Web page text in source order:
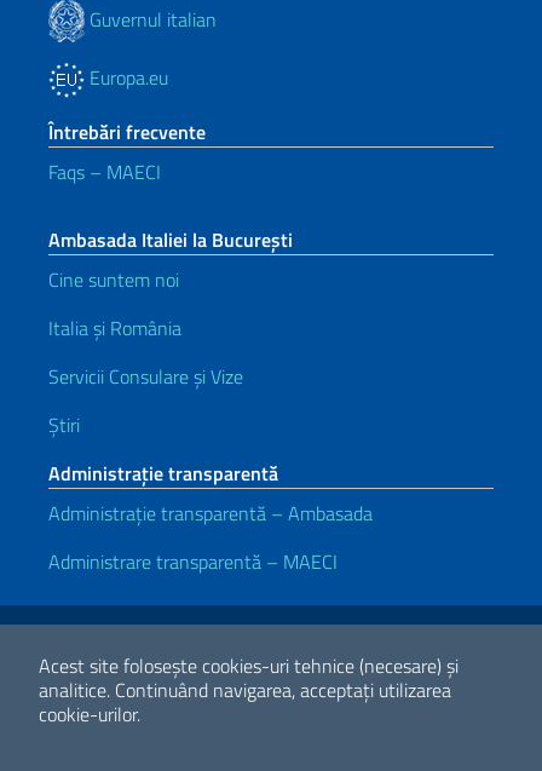
Acest site folosește cookies-uri tehnice (necesare) și
analitice. Continuând navigarea, acceptați utilizarea
cookie-urilor.
Guvernul italian
Europa.eu
Întrebări frecvente
Faqs – MAECI
Ambasada Italiei la București
Cine suntem noi
Italia și România
Servicii Consulare și Vize
Știri
Administrație transparentă
Administrație transparentă – Ambasada
Administrare transparentă – MAECI
Link-uri utile